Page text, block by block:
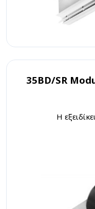
35BD/SR
Η